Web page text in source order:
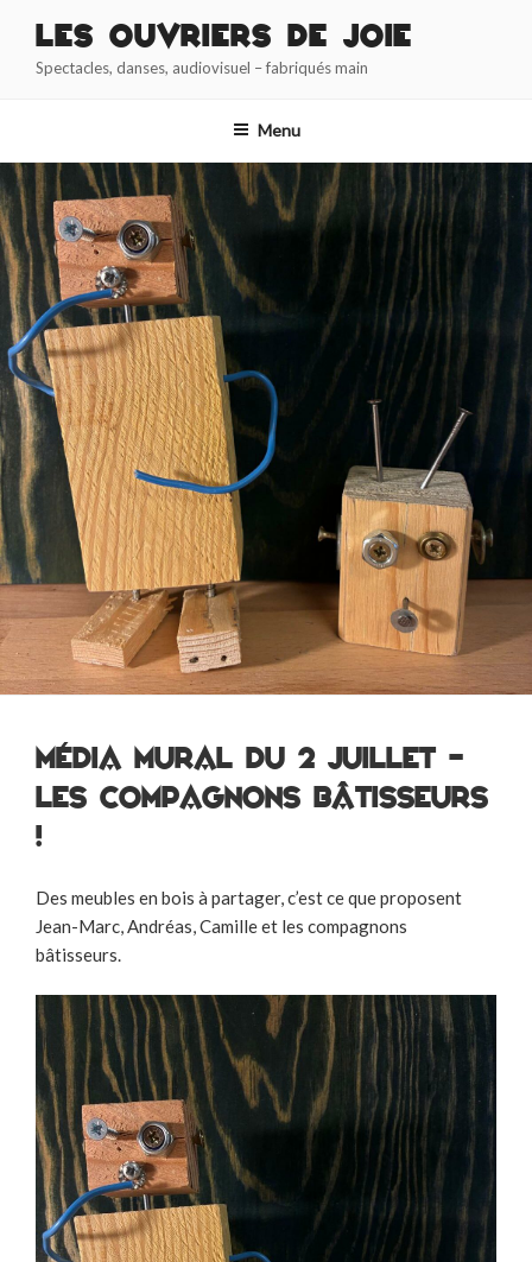
contenu
Les Ouvriers de Joie
Spectacles, danses, audiovisuel – fabriqués main
Menu
Média Mural du 2 juillet –
Les Compagnons Bâtisseurs
!
Des meubles en bois à partager, c’est ce que proposent
Jean-Marc, Andréas, Camille et les compagnons
bâtisseurs.